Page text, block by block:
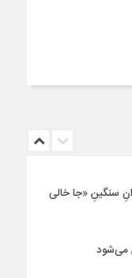
سنگینِ «جا خالی
می‌شود